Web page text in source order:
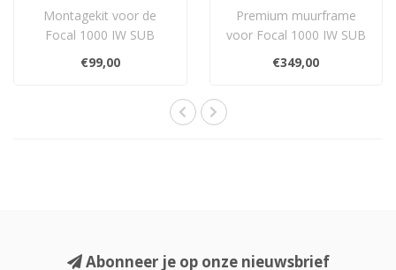
Montagekit voor de
Focal 1000 IW SUB
Utopia voor een veilige,
stabiele en strak ..
€99,00
Premium muurframe
voor Focal 1000 IW SUB
Utopia, met
trillingsdempende
€349,00
Abonneer je op onze nieuwsbrief